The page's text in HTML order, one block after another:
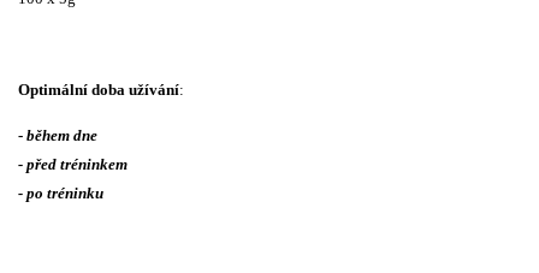
Optimální doba užívání:
- během dne
- před tréninkem
- po tréninku